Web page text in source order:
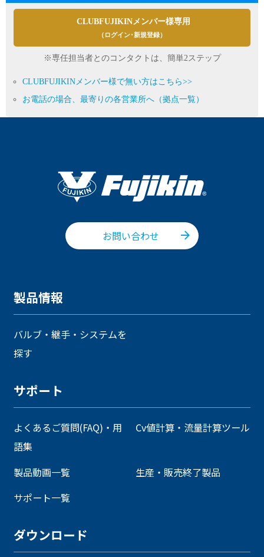
CLUBFUJIKINメンバー様専用
（ログイン･新規登録）
※専任担当者とのコンタクトは、簡単2ステップ
CLUBFUJIKINメンバー様で無い方はこちら>>
お電話の場合、最寄りの各営業所へ（拠点一覧）
お問い合わせ
製品情報
バルブ・継手・システムを
探す
サポート
よくあるご質問(FAQ)・用
語集
Cv値計算・流量計算ツール
製品動画一覧
生産・販売終了製品
サポート一覧
ダウンロード